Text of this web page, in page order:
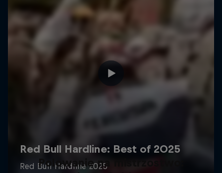
Polowanie na mistrzostwo: